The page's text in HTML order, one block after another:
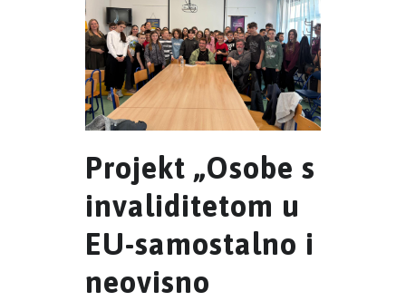
Projekt „Osobe s
invaliditetom u
EU-samostalno i
neovisno